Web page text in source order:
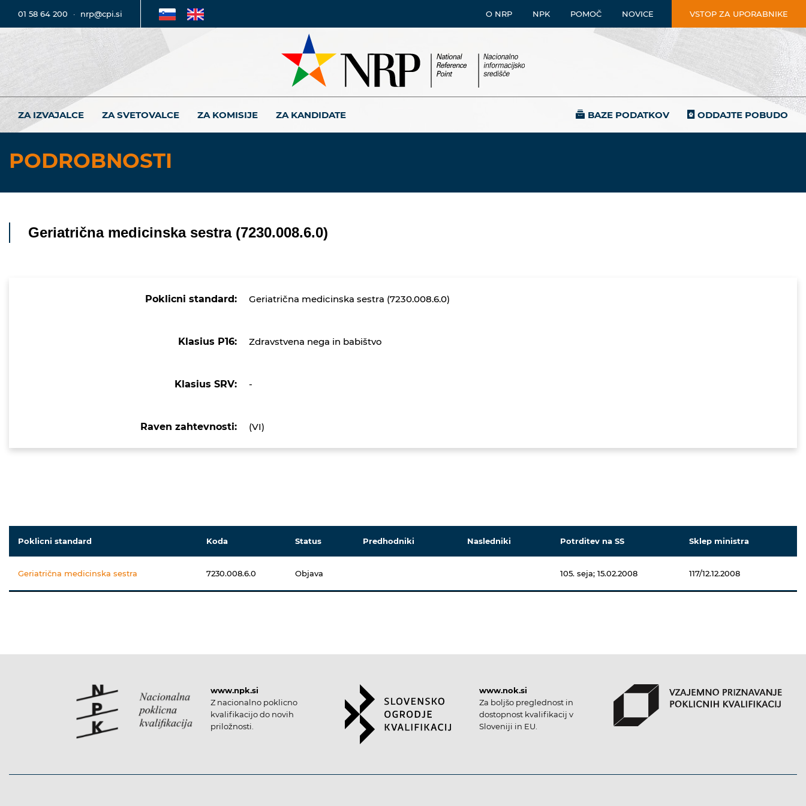
01 58 64 200 · nrp@cpi.si O NRP NPK POMOČ NOVICE VSTOP ZA UPORABNIKE
ZA IZVAJALCE ZA SVETOVALCE ZA KOMISIJE ZA KANDIDATE BAZE PODATKOV ODDAJTE POBUDO
PODROBNOSTI
Geriatrična medicinska sestra (7230.008.6.0)
Poklicni standard: Geriatrična medicinska sestra (7230.008.6.0)
Klasius P16: Zdravstvena nega in babištvo
Klasius SRV: -
Raven zahtevnosti: (VI)
Poklicni standard Koda Status Predhodniki Nasledniki Potrditev na SS Sklep ministra
Geriatrična medicinska sestra 7230.008.6.0 Objava 105. seja; 15.02.2008 117/12.12.2008
www.npk.si
Z nacionalno poklicno
kvalifikacijo do novih
priložnosti.
www.nok.si
Za boljšo preglednost in
dostopnost kvalifikacij v
Sloveniji in EU.